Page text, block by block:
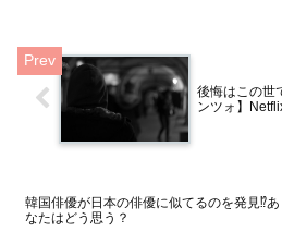
後悔はこの世
ンツォ】
韓国俳優が日本の俳優に似てるのを発見⁉️あ
なたはどう思う？